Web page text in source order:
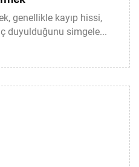
genellikle kayıp hissi,
duyulduğunu simgele...